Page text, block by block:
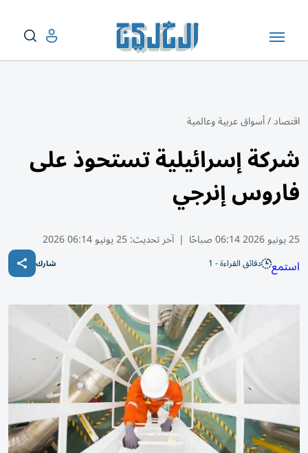
اقتصاد/أسواق عربية وعالمية
شركة إسرائيلية تستحوذ على
فاروس إنرجي
25 يونيو 2026 06:14 صباحًا | آخر تحديث:25 يونيو 06:14 2026
استمع دقائق القراءة - 1 شارك